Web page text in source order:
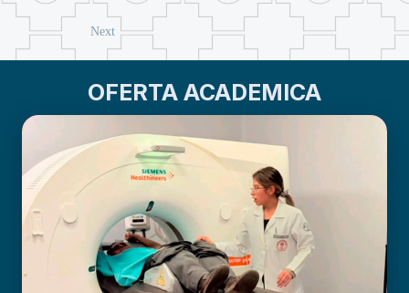
Next
OFERTA ACADEMICA